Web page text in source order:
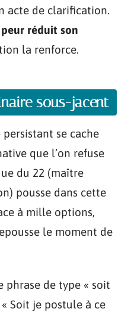
acte de clarification.
réduit son
la renforce.
sous-jacent
se cache
que l’on refuse
du 22 (maître
pousse dans cette
à mille options,
le moment de
phrase de type « soit
Soit je postule à ce